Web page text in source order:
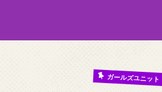
ガールズユニット